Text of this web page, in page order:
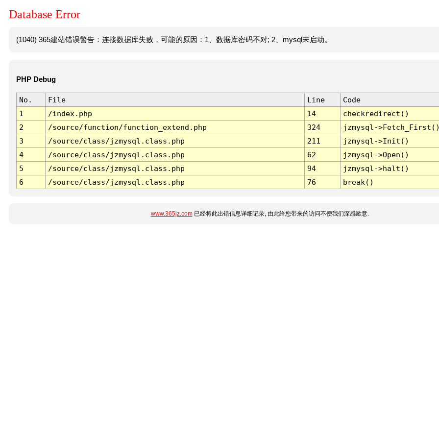
Database Error
(1040) 365建站错误警告：连接数据库失败，可能的原因：1、数据库密码不对; 2、mysql未启动。
PHP Debug
No. File Line
Code
1
/index.php 14
checkredirect()
2
/source/function/function_extend.php 324
jzmysql-
3
/source/class/jzmysql.class.php 211
jzmysql->Init()
4
/source/class/jzmysql.class.php 62
jzmysql->Open()
5
/source/class/jzmysql.class.php 94
jzmysql->halt()
6
/source/class/jzmysql.class.php 76 break()
www.365jz.com已经将此出错信息详细记录, 由此给您带来的访问不便我们深感歉意.